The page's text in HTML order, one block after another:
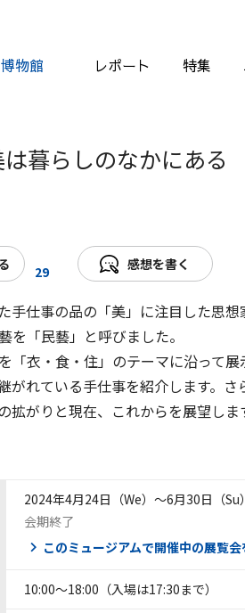
物館 レポート 特集
暮らしのなかにある
29 感想を書く
手仕事の品の「美」に注目した思
を「民藝」と呼びました。
「衣・食・住」のテーマに沿って
がれている手仕事を紹介します。
拡がりと現在、これからを展望しま
2024年4月24日（We）〜6月30日（Su）
会期終了
このミュージアムで開催中の展覧会
10:00～18:00（入場は17:30まで）